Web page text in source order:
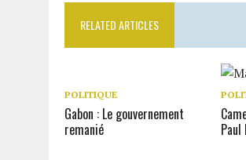
RELATED ARTICLES
POLITIQUE
Gabon : Le gouvernement
remanié
Paul